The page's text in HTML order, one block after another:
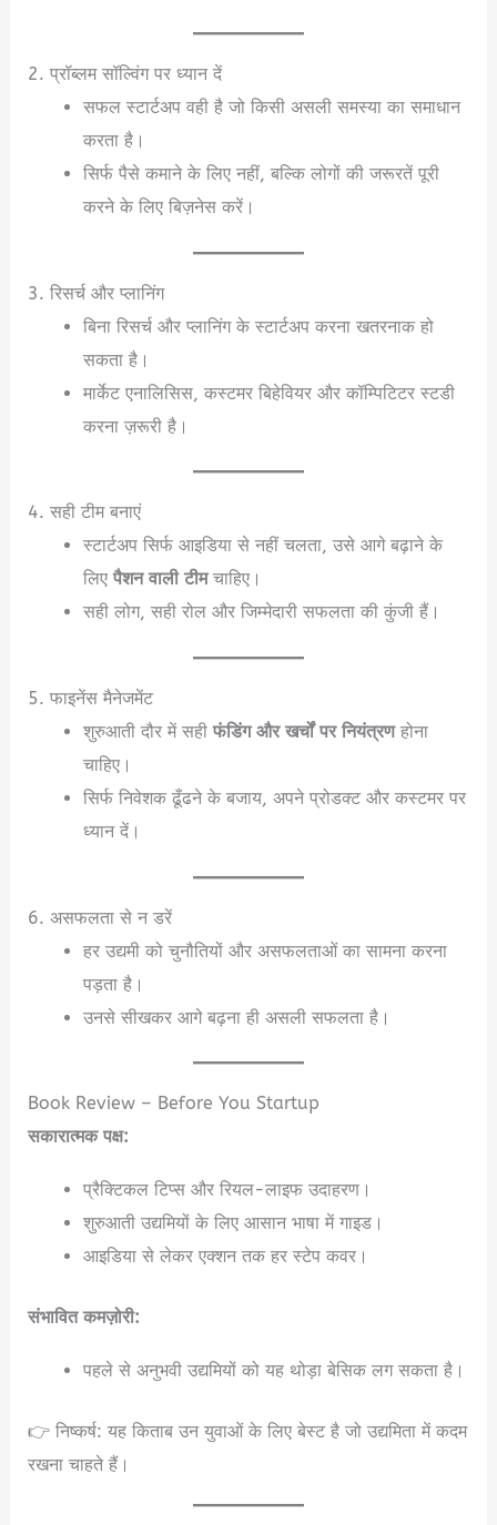
2. प्रॉब्लम सॉल्विंग पर ध्यान दें
सफल स्टार्टअप वही है जो किसी असली समस्या का समाधान
करता है।
सिर्फ पैसे कमाने के लिए नहीं, बल्कि लोगों की जरूरतें पूरी
करने के लिए बिज़नेस करें।
3. रिसर्च और प्लानिंग
बिना रिसर्च और प्लानिंग के स्टार्टअप करना खतरनाक हो
सकता है।
मार्केट एनालिसिस, कस्टमर बिहेवियर और कॉम्पिटिटर स्टडी
करना ज़रूरी है।
4. सही टीम बनाएं
स्टार्टअप सिर्फ आइडिया से नहीं चलता, उसे आगे बढ़ाने के
लिए पैशन वाली टीमचाहिए।
सही लोग, सही रोल और जिम्मेदारी सफलता की कुंजी हैं।
5. फाइनेंस मैनेजमेंट
शुरुआती दौर में सही फंडिंग और खर्चों पर नियंत्रणहोना
चाहिए।
सिर्फ निवेशक ढूँढने के बजाय, अपने प्रोडक्ट और कस्टमर पर
ध्यान दें।
6. असफलता से न डरें
हर उद्यमी को चुनौतियों और असफलताओं का सामना करना
पड़ता है।
उनसे सीखकर आगे बढ़ना ही असली सफलता है।
Book Review – Before You Startup
सकारात्मक पक्ष:
प्रैक्टिकल टिप्स और रियल-लाइफ उदाहरण।
शुरुआती उद्यमियों के लिए आसान भाषा में गाइड।
आइडिया से लेकर एक्शन तक हर स्टेप कवर।
संभावित कमज़ोरी:
पहले से अनुभवी उद्यमियों को यह थोड़ा बेसिक लग सकता है।
👉 निष्कर्ष: यह किताब उन युवाओं के लिए बेस्ट है जो उद्यमिता में कदम
रखना चाहते हैं।